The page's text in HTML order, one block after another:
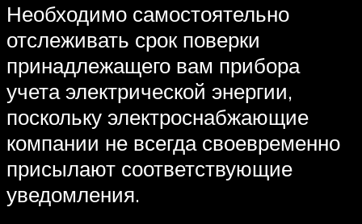
Необходимо самостоятельно
отслеживать срок поверки
принадлежащего вам прибора
учета электрической энергии,
поскольку электроснабжающие
компании не всегда своевременно
присылают соответствующие
уведомления.